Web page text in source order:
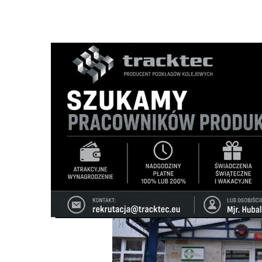
Ścieżka
nawigacyjna
Strona główna Wiadomości /Zdrowie i uroda
ZDROWIE I URODA 02/07/2025 /0 Komentarzy
Zmodernizują Oddział Chirurgii